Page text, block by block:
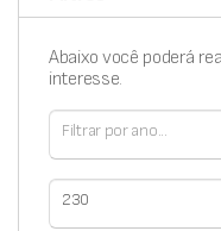
Abaixo você poderá
interesse.
Filtrar por ano...
230